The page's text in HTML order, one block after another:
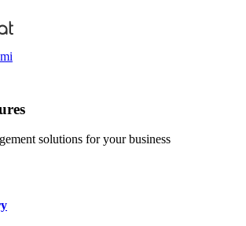
solutions for your business